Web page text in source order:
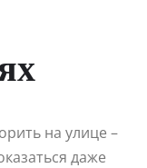
на улице –
даже